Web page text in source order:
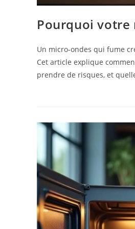
Pourquoi votre
Un micro-ondes qui fume
Cet article explique
prendre de risques, et